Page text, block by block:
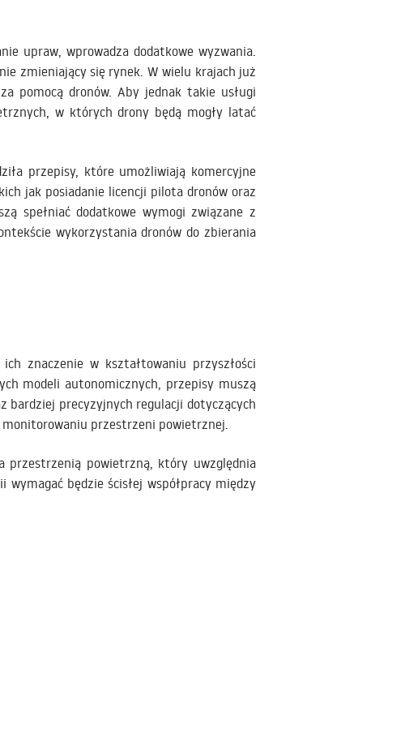
upraw, wprowadza dodatkowe wyzwania.
zmieniający się rynek. W wielu krajach już
pomocą dronów. Aby jednak takie usługi
w których drony będą mogły latać
przepisy, które umożliwiają komercyjne
jak posiadanie licencji pilota dronów oraz
spełniać dodatkowe wymogi związane z
wykorzystania dronów do zbierania
znaczenie w kształtowaniu przyszłości
modeli autonomicznych, przepisy muszą
bardziej precyzyjnych regulacji dotyczących
przestrzeni powietrznej.
przestrzenią powietrzną, który uwzględnia
będzie ścisłej współpracy między